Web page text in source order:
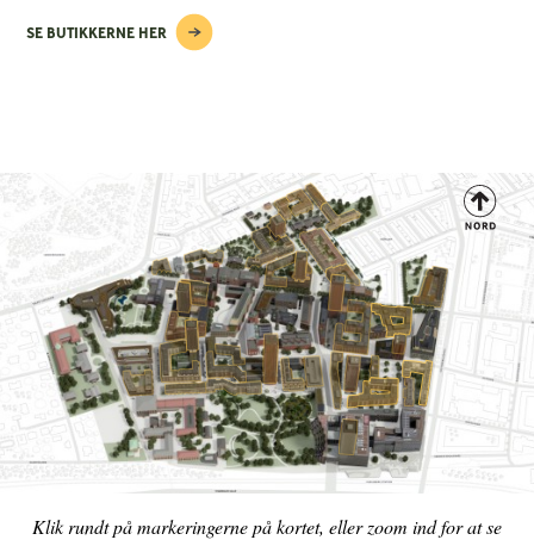
SE BUTIKKERNE HER
Henter kortet ...
Klik rundt på markeringerne på kortet, eller zoom ind for at se